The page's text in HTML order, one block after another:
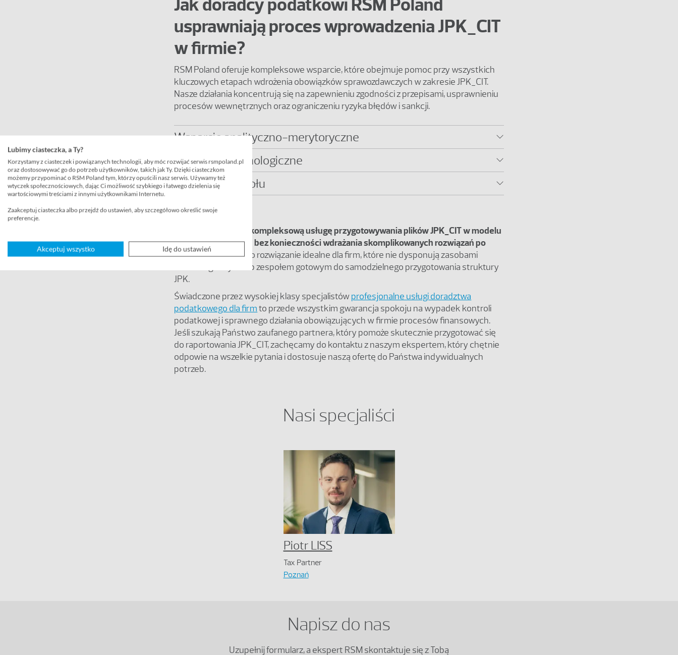
usprawniają proces wprowadzenia JPK_CIT
w firmie?
RSM Poland oferuje kompleksowe wsparcie, które obejmuje pomoc przy wszystkich
kluczowych etapach wdrożenia obowiązków sprawozdawczych w zakresie JPK_CIT.
Nasze działania koncentrują się na zapewnieniu zgodności z przepisami, usprawnieniu
procesów wewnętrznych oraz ograniczeniu ryzyka błędów i sankcji.
Wsparcie analityczno-merytoryczne
Wsparcie technologiczne
Szkolenie zespołu
Oferujemy również kompleksową usługę przygotowywania plików JPK_CIT w modelu
outsourcingowym
– bez konieczności wdrażania skomplikowanych rozwiązań po
stronie podatnika. To rozwiązanie idealne dla firm, które nie dysponują zasobami
technologicznymi lub zespołem gotowym do samodzielnego przygotowania struktury
JPK.
Świadczone przez wysokiej klasy specjalistówprofesjonalne usługi doradztwa
podatkowego dla firmto przede wszystkim gwarancja spokoju na wypadek kontroli
podatkowej i sprawnego działania obowiązujących w firmie procesów finansowych.
Jeśli szukają Państwo zaufanego partnera, który pomoże skutecznie przygotować się
do raportowania JPK_CIT, zachęcamy do kontaktu z naszym ekspertem, który chętnie
odpowie na wszelkie pytania i dostosuje naszą ofertę do Państwa indywidualnych
potrzeb.
Nasi specjaliści
Piotr LISS
Tax Partner
Poznań
Napisz do nas
Uzupełnij formularz, a ekspert RSM skontaktuje się z Tobą
Lubimy ciasteczka, a Ty?
Korzystamy z ciasteczek i powiązanych technologii, aby móc rozwijać serwis rsmpoland.pl
oraz dostosowywać go do potrzeb użytkowników, takich jak Ty. Dzięki ciasteczkom
możemy przypominać o RSM Poland tym, którzy opuścili nasz serwis. Używamy też
wtyczek społecznościowych, dając Ci możliwość szybkiego i łatwego dzielenia się
wartościowymi treściami z innymi użytkownikami Internetu.
Zaakceptuj ciasteczka albo przejdź do ustawień, aby szczegółowo określić swoje
preferencje.
Akceptuj wszystko Idę do ustawień